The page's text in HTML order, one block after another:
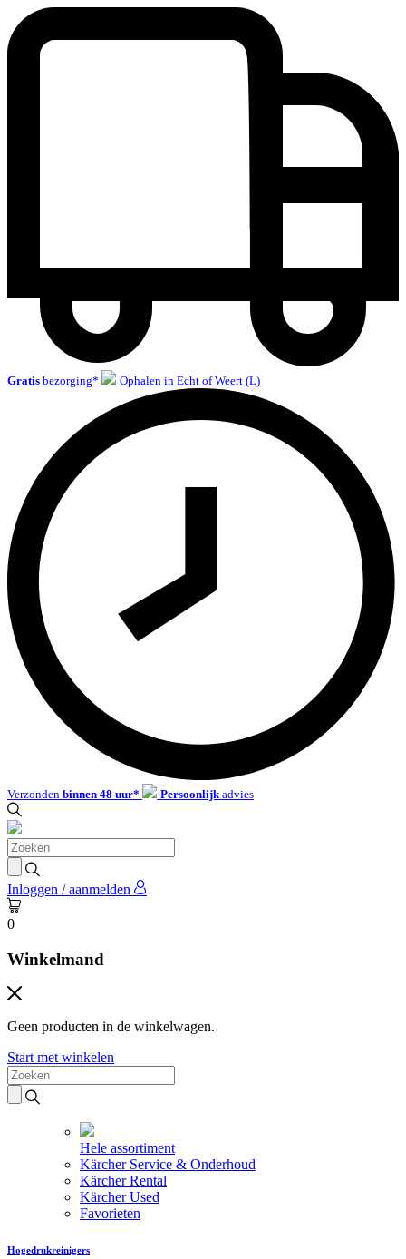
Gratis bezorging* Ophalen in Echt of Weert (L)
Verzonden binnen 48 uur* Persoonlijk advies
Inloggen / aanmelden
0
Winkelmand
Geen producten in de winkelwagen.
Start met winkelen
Hele assortiment
Kärcher Service & Onderhoud
Kärcher Rental
Kärcher Used
Favorieten
Hogedrukreinigers